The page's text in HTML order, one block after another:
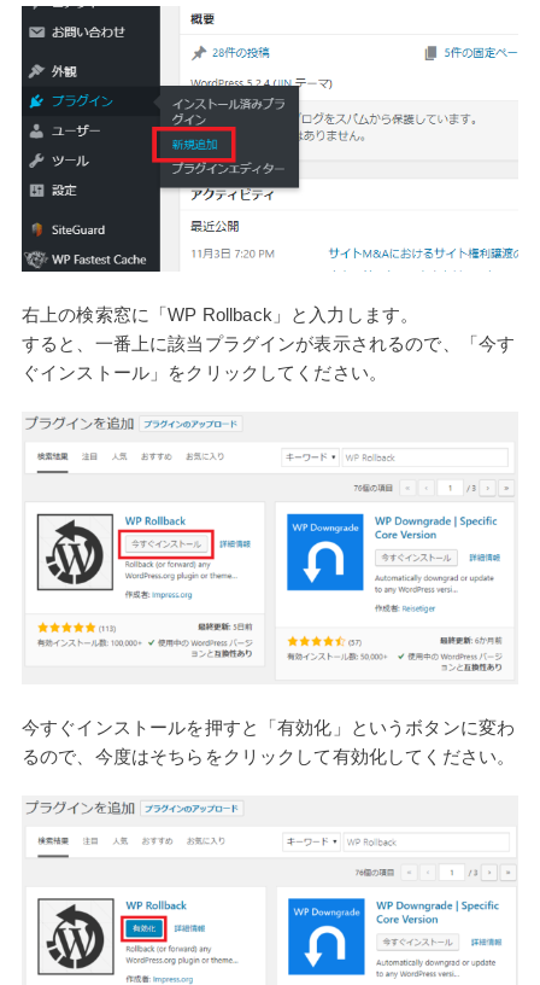
右上の検索窓に「WP Rollback」と入力します。
すると、一番上に該当プラグインが表示されるので、「今す
ぐインストール」をクリックしてください。
今すぐインストールを押すと「有効化」というボタンに変わ
るので、今度はそちらをクリックして有効化してください。